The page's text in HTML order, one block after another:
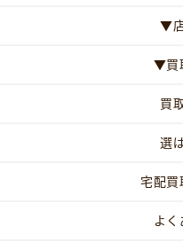
▼
▼買
買
選
宅配買
よ